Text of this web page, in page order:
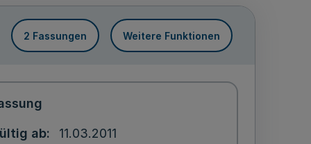
2 Fassungen Weitere Funktionen
ab
11.03.2011